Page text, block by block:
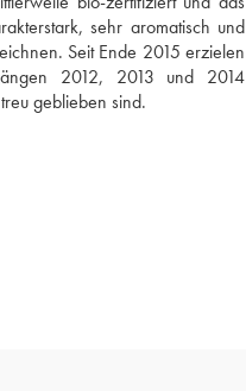
sehr aromatisch und
Seit Ende 2015 erzielen
2012, 2013 und 2014
geblieben sind.